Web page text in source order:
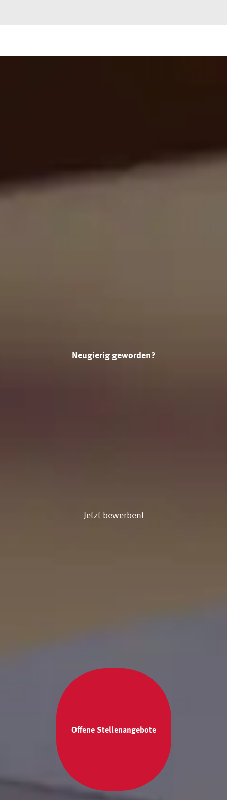
Neugierig geworden?
Jetzt bewerben!
Offene Stellenangebote